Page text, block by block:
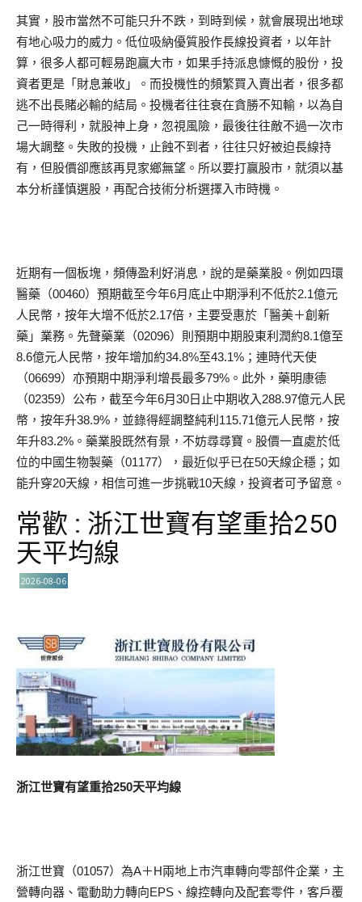
其實，股市當然不可能只升不跌，到時到候，就會展現出地球
有地心吸力的威力。低位吸納優質股作長線投資者，以年計
算，很多人都可輕易跑贏大市，如果手持派息慷慨的股份，投
資者更是「財息兼收」。而投機性的頻繁買入賣出者，很多都
逃不出長賭必輸的結局。投機者往往衰在貪勝不知輸，以為自
己一時得利，就股神上身，忽視風險，最後往往敵不過一次市
場大調整。失敗的投機，止蝕不到者，往往只好被迫長線持
有，但股價卻應該再見家鄉無望。所以要打贏股市，就須以基
本分析謹慎選股，再配合技術分析選擇入市時機。
近期有一個板塊，頻傳盈利好消息，說的是藥業股。例如四環
醫藥（00460）預期截至今年6月底止中期淨利不低於2.1億元
人民幣，按年大增不低於2.17倍，主要受惠於「醫美＋創新
藥」業務。先聲藥業（02096）則預期中期股東利潤約8.1億至
8.6億元人民幣，按年增加約34.8%至43.1%；連時代天使
（06699）亦預期中期淨利增長最多79%。此外，藥明康德
（02359）公布，截至今年6月30日止中期收入288.97億元人民
幣，按年升38.9%，並錄得經調整純利115.71億元人民幣，按
年升83.2%。藥業股既然有景，不妨尋尋寶。股價一直處於低
位的中國生物製藥（01177），最近似乎已在50天線企穩；如
能升穿20天線，相信可進一步挑戰10天線，投資者可予留意。
常歡 : 浙江世寶有望重拾250
天平均線
2026-08-06
浙江世寶有望重拾250天平均線
浙江世寶（01057）為A＋H兩地上市汽車轉向零部件企業，主
營轉向器、電動助力轉向EPS、線控轉向及配套零件，客戶覆